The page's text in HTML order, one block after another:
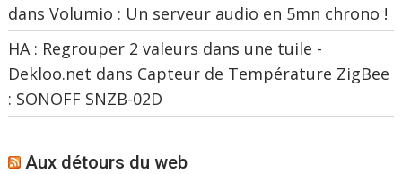
dansVolumio : Un serveur audio en 5mn chrono !
HA : Regrouper 2 valeurs dans une tuile -
Dekloo.net dans Capteur de Température ZigBee
: SONOFF SNZB-02D
Aux détours du web